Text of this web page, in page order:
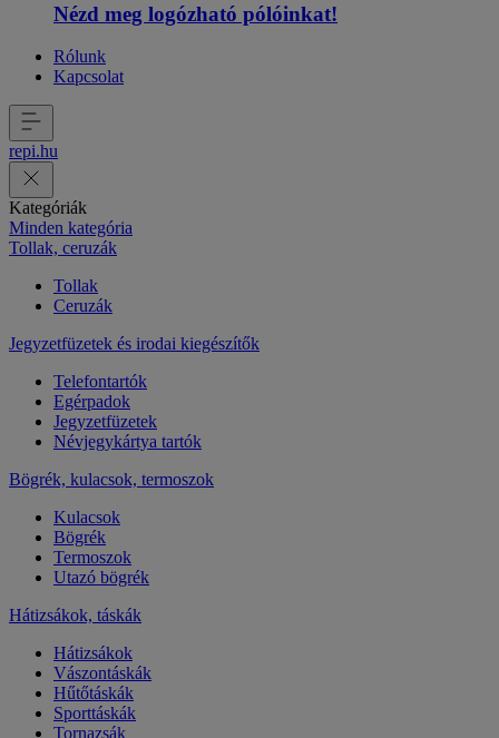
Nézd meg logózható pólóinkat!
Rólunk
Kapcsolat
repi.hu
Kategóriák
Minden kategória
Tollak, ceruzák
Tollak
Ceruzák
Jegyzetfüzetek és irodai kiegészítők
Telefontartók
Egérpadok
Jegyzetfüzetek
Névjegykártya tartók
Bögrék, kulacsok, termoszok
Kulacsok
Bögrék
Termoszok
Utazó bögrék
Hátizsákok, táskák
Hátizsákok
Vászontáskák
Hűtőtáskák
Sporttáskák
Tornazsák